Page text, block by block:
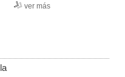
ver más